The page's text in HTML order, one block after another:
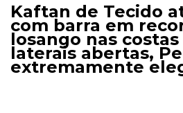
Kaftan de Tecido
com barra em
losango nas
laterais abertas,
extremamente